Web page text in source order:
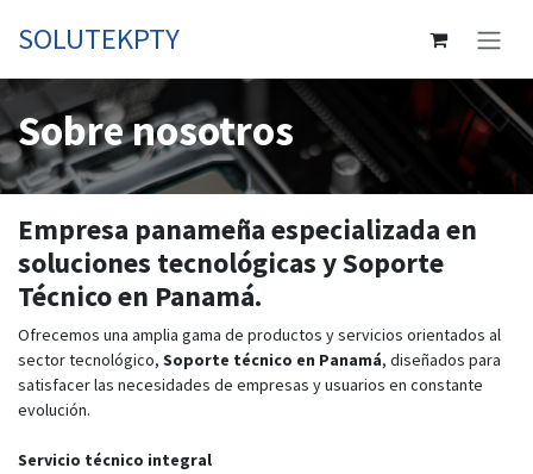
SOLUTEKPTY
Sobre nosotros
Empresa panameña especializada en
soluciones tecnológicas y Soporte
Técnico en Panamá.
Ofrecemos una amplia gama de productos y servicios orientados al
sector tecnológico, Soporte técnico en Panamá, diseñados para
satisfacer las necesidades de empresas y usuarios en constante
evolución.
Servicio técnico integral